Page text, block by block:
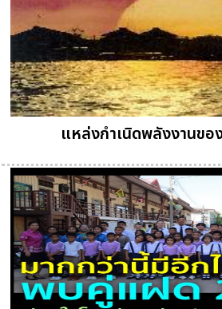
แหล่งกำเนิดพลังงานขอ